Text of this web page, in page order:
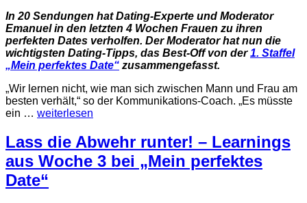
In 20 Sendungen hat Dating-Experte und Moderator
Emanuel in den letzten 4 Wochen Frauen zu ihren
perfekten Dates verholfen. Der Moderator hat nun die
wichtigsten Dating-Tipps, das Best-Off von der1. Staffel
„Mein perfektes Date“ zusammengefasst.
„Wir lernen nicht, wie man sich zwischen Mann und Frau am
besten verhält,“ so der Kommunikations-Coach. „Es müsste
ein … weiterlesen
Lass die Abwehr runter! – Learnings
aus Woche 3 bei „Mein perfektes
Date“